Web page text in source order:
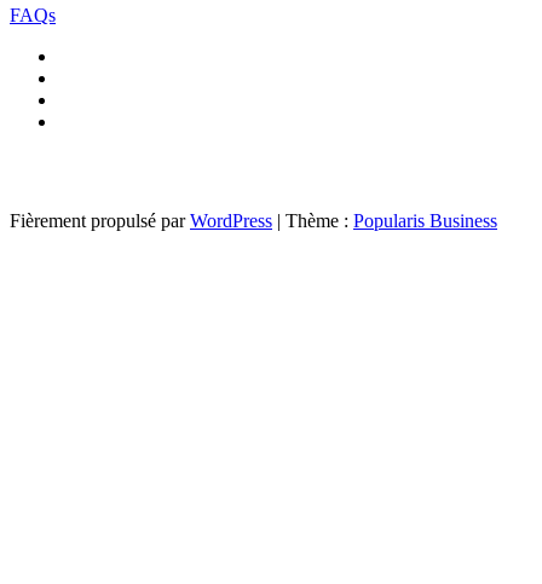
FAQs
Fièrement propulsé parWordPress | Thème : Popularis Business